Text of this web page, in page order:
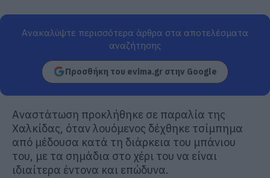
Ανακαλύψτε περισσότερα άρθρα στα αποτελέσματα
αναζήτησης
Προσθήκη του evima.gr στην Google
Αναστάτωση προκλήθηκε σε παραλία της
Χαλκίδας, όταν λουόμενος δέχθηκε τσίμπημα
από μέδουσα κατά τη διάρκεια του μπάνιου
του, με τα σημάδια στο χέρι του να είναι
ιδιαίτερα έντονα και επώδυνα.